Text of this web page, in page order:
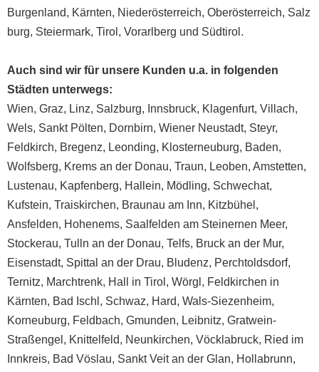
Burgenland, Kärnten, Niederösterreich, Oberösterreich, Salz
burg, Steiermark, Tirol , Vorarlberg und Südtirol .
Auch sind wir für unsere Kunden u.a. in folgenden
Städten unterwegs:
Wien, Graz, Linz, Salzburg, Innsbruck, Klagenfurt, Villach,
Wels, Sankt Pölten, Dornbirn, Wiener Neustadt, Steyr,
Feldkirch, Bregenz, Leonding, Klosterneuburg, Baden,
Wolfsberg, Krems an der Donau, Traun, Leoben, Amstetten,
Lustenau, Kapfenberg, Hallein, Mödling, Schwechat,
Kufstein, Traiskirchen, Braunau am Inn, Kitzbühel ,
Ansfelden, Hohenems, Saalfelden am Steinernen Meer,
Stockerau, Tulln an der Donau, Telfs, Bruck an der Mur,
Eisenstadt, Spittal an der Drau, Bludenz, Perchtoldsdorf,
Ternitz, Marchtrenk, Hall in Tirol , Wörgl , Feldkirchen in
Kärnten, Bad Ischl, Schwaz, Hard, Wals-Siezenheim,
Korneuburg, Feldbach, Gmunden, Leibnitz, Gratwein-
Straßengel, Knittelfeld, Neunkirchen, Vöcklabruck, Ried im
Innkreis, Bad Vöslau, Sankt Veit an der Glan, Hollabrunn,